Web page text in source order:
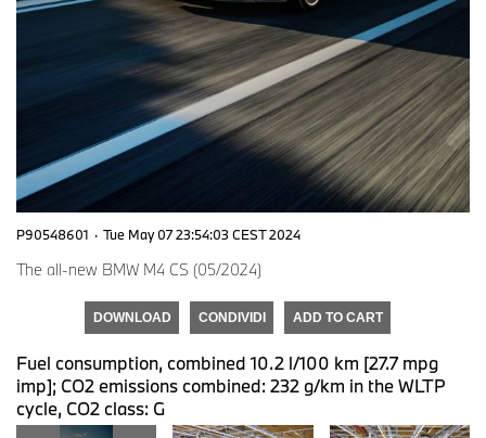
P90548601 · Tue May 07 23:54:03 CEST 2024
The all-new BMW M4 CS (05/2024)
DOWNLOAD CONDIVIDI ADD TO CART
Fuel consumption, combined 10.2 l/100 km [27.7 mpg
imp]; CO2 emissions combined: 232 g/km in the WLTP
cycle, CO2 class: G